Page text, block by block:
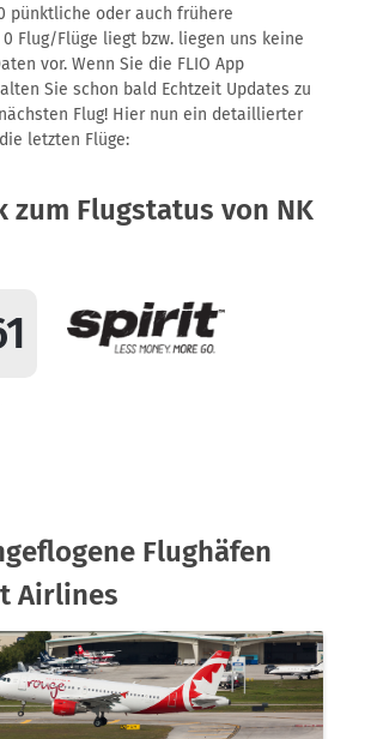
pünktliche oder auch frühere
0 Flug/Flüge liegt bzw. liegen uns keine
vor. Wenn Sie die FLIO App
Sie schon bald Echtzeit Updates zu
Flug! Hier nun ein detaillierter
letzten Flüge:
zum Flugstatus von NK
Flughäfen
Airlines